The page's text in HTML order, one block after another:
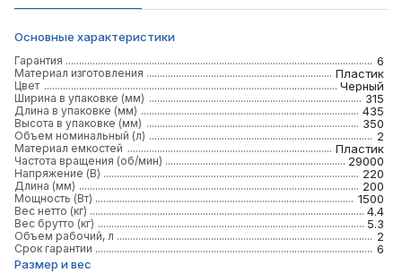
Основные характеристики
Гарантия 6
Материал изготовления Пластик
Цвет Черный
Ширина в упаковке (мм) 315
Длина в упаковке (мм) 435
Высота в упаковке (мм) 350
Объем номинальный (л) 2
Материал емкостей Пластик
Частота вращения (об/мин) 29000
Напряжение (В) 220
Длина (мм) 200
Мощность (Вт) 1500
Вес нетто (кг) 4.4
Вес брутто (кг) 5.3
Объем рабочий, л 2
Срок гарантии
6
Размер и вес